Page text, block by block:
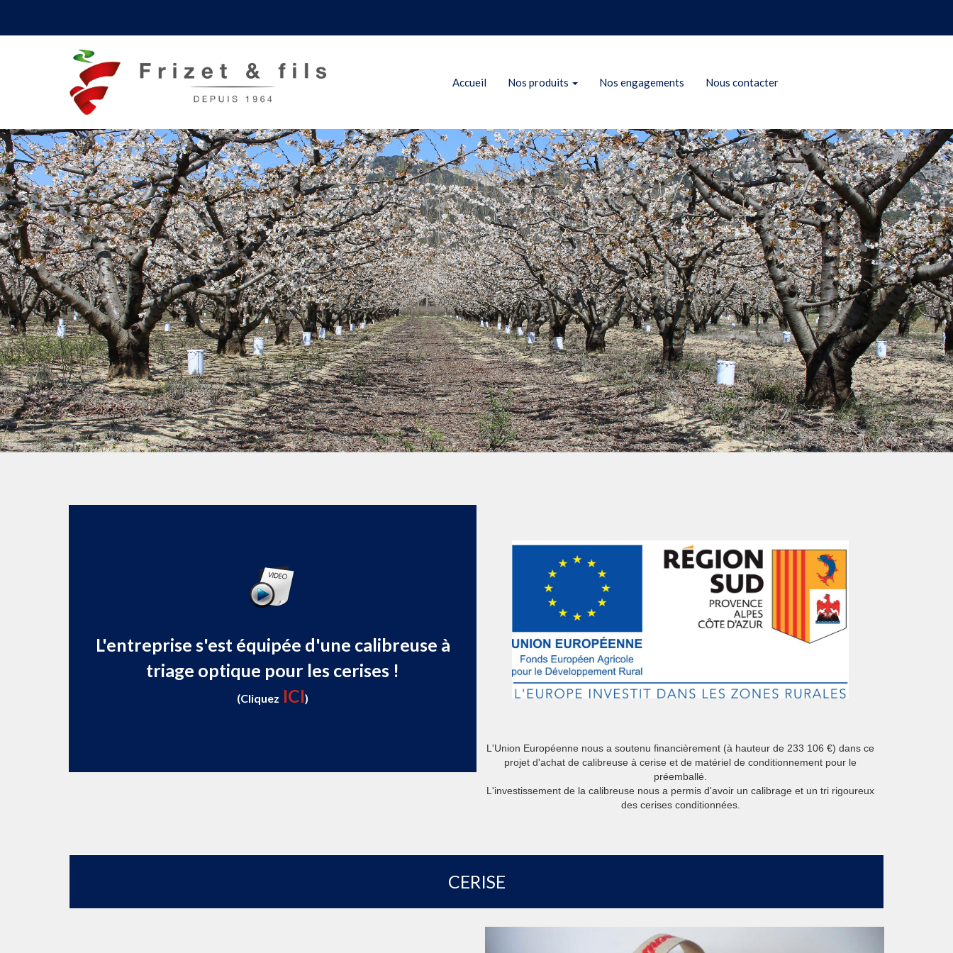
Accueil Nos produits Nos engagements Nous contacter
L'entreprise s'est équipée d'une calibreuse à
triage optique pour les cerises !
(Cliquez ICI)
L'Union Européenne nous a soutenu financièrement (à hauteur de 233 106 €) dans ce
projet d'achat de calibreuse à cerise et de matériel de conditionnement pour le
préemballé.
L'investissement de la calibreuse nous a permis d'avoir un calibrage et un tri rigoureux
des cerises conditionnées.
CERISE